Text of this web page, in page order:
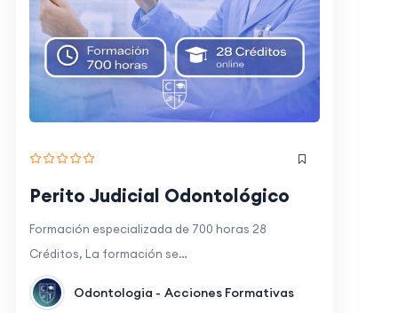
Perito Judicial Odontológico
Formación especializada de 700 horas 28
Créditos, La formación se…
Odontologia - Acciones Formativas